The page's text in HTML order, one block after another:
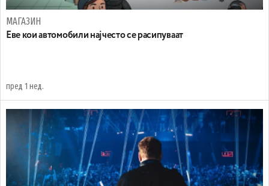
МАГАЗИН
Еве кои автомобили најчесто се расипуваат
пред 1 нед.